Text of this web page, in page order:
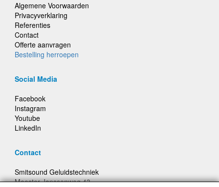
Algemene Voorwaarden
Privacyverklaring
Referenties
Contact
Offerte aanvragen
Bestelling herroepen
Social Media
Facebook
Instagram
Youtube
LinkedIn
Contact
Smitsound Geluidstechniek
Meester Janssenweg 43